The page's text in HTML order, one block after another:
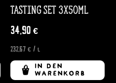
Tasting Set 3x50ml
34,90 €
232,67 € / l
IN DEN
WARENKORB